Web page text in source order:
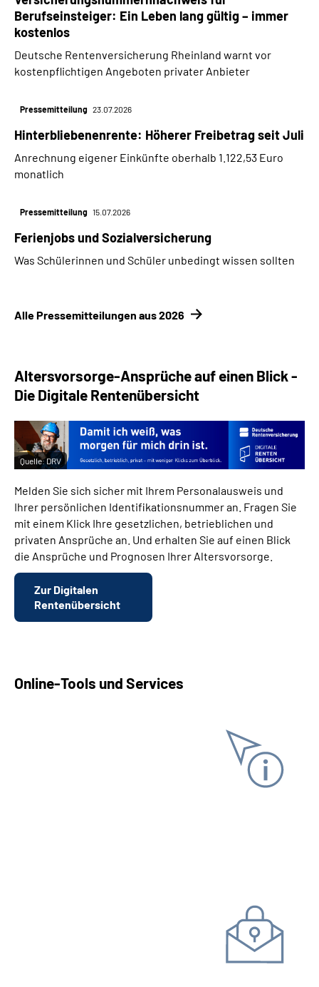
Berufseinsteiger: Ein Leben lang gültig – immer
kostenlos
Deutsche Rentenversicherung Rheinland warnt vor
kostenpflichtigen Angeboten privater Anbieter
Pressemitteilung 23.07.2026
Hinterbliebenenrente: Höherer Freibetrag seit Juli
Anrechnung eigener Einkünfte oberhalb 1.122,53 Euro
monatlich
Pressemitteilung 15.07.2026
Ferienjobs und Sozialversicherung
Was Schülerinnen und Schüler unbedingt wissen sollten
Alle Pressemitteilungen aus 2026
Altersvorsorge-Ansprüche auf einen Blick -
Die Digitale Rentenübersicht
Quelle:DRV
Melden Sie sich sicher mit Ihrem Personalausweis und
Ihrer persönlichen Identifikationsnummer an. Fragen Sie
mit einem Klick Ihre gesetzlichen, betrieblichen und
privaten Ansprüche an. Und erhalten Sie auf einen Blick
die Ansprüche und Prognosen Ihrer Altersvorsorge.
Zur Digitalen
Rentenübersicht
Online-Tools und Services